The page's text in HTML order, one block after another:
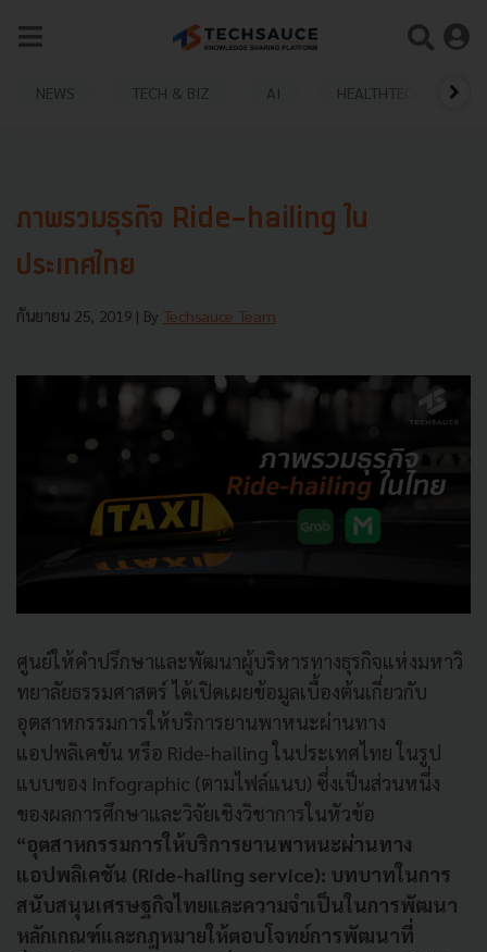
NEWS TECH & BIZ AI HEALTHTECH
ภาพรวมธุรกิจ Ride-hailing ใน
ประเทศไทย
กันยายน 25, 2019 | By Techsauce Team
ศูนย์ให้คำปรึกษาและพัฒนาผู้บริหารทางธุรกิจแห่งมหาวิ
ทยาลัยธรรมศาสตร์ ได้เปิดเผยข้อมูลเบื้องต้นเกี่ยวกับ
อุตสาหกรรมการให้บริการยานพาหนะผ่านทาง
แอปพลิเคชัน หรือ Ride-hailingในประเทศไทย ในรูป
แบบของ Infographic (ตามไฟล์แนบ) ซึ่งเป็นส่วนหนึ่ง
ของผลการศึกษาและวิจัยเชิงวิชาการในหัวข้อ
“อุตสาหกรรมการให้บริการยานพาหนะผ่านทาง
แอปพลิเคชัน (Ride-hailing service): บทบาทในการ
สนับสนุนเศรษฐกิจไทยและความจำเป็นในการพัฒนา
หลักเกณฑ์และกฎหมายให้ตอบโจทย์การพัฒนาที่